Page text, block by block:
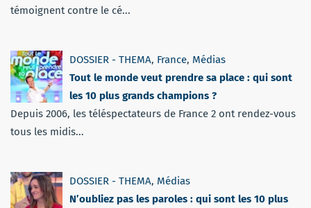
témoignent contre le cé...
DOSSIER - THEMA, France, Médias
Tout le monde veut prendre sa place : qui sont
les 10 plus grands champions ?
Depuis 2006, les téléspectateurs de France 2 ont rendez-vous
tous les midis...
DOSSIER - THEMA, Médias
N’oubliez pas les paroles : qui sont les 10 plus